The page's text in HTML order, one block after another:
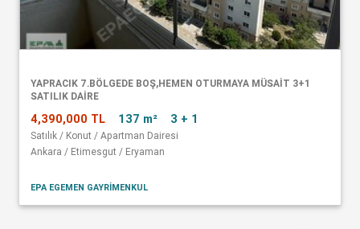
YAPRACIK 7.BÖLGEDE BOŞ,HEMEN OTURMAYA MÜSAİT 3+1
SATILIK DAİRE
4,390,000 TL 137 m² 3 + 1
Satılık / Konut / Apartman Dairesi
Ankara / Etimesgut / Eryaman
EPA EGEMEN GAYRİMENKUL